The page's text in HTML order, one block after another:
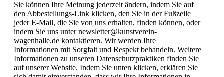
Sie können Ihre Meinung jederzeit ändern, indem Sie auf
den Abbestellungs-Link klicken, den Sie in der Fußzeile
jeder E-Mail, die Sie von uns erhalten, finden können, oder
indem Sie uns unter newsletter@kunstverein-
wagenhalle.de kontaktieren. Wir werden Ihre
Informationen mit Sorgfalt und Respekt behandeln. Weitere
Informationen zu unseren Datenschutzpraktiken finden Sie
auf unserer Website. Indem Sie unten klicken, erklären Sie